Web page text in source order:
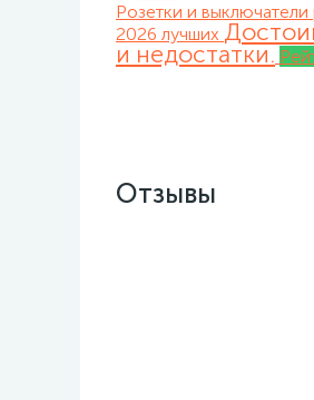
Розетки и выключатели
2026 лучших
и недостатки.
Отзывы